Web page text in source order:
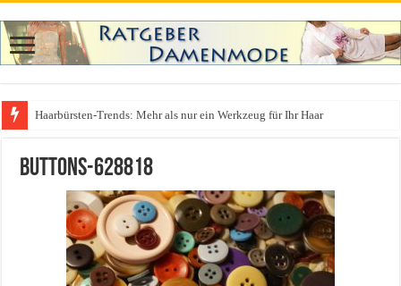
Haarbürsten-Trends: Mehr als nur ein Werkzeug für Ihr Haar
Was zieht man auf ein Festival an? Dein ultimativer Styleguide für die
buttons-628818